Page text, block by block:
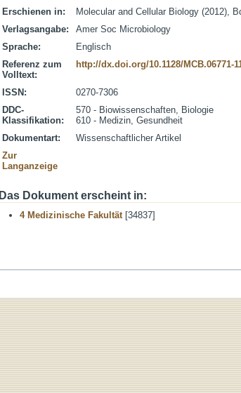
Erschienen in:
Molecular and Cellular Biology (2012),
Verlagsangabe:
Amer Soc Microbiology
Sprache:
Englisch
Referenz zum
Volltext:
http://dx.doi.org/10.1128/MCB.06771-
ISSN:
0270-7306
DDC-
Klassifikation:
570 - Biowissenschaften, Biologie
610 - Medizin, Gesundheit
Dokumentart:
Wissenschaftlicher Artikel
Zur
Langanzeige
Das Dokument erscheint in:
4 Medizinische Fakultät[34837]